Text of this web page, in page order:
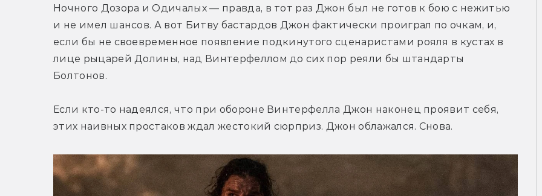
Ночного Дозора и Одичалых — правда, в тот раз Джон был не готов к бою с нежитью
и не имел шансов. А вот Битву бастардов Джон фактически проиграл по очкам, и,
если бы не своевременное появление подкинутого сценаристами рояля в кустах в
лице рыцарей Долины, над Винтерфеллом до сих пор реяли бы штандарты
Болтонов.
Если кто-то надеялся, что при обороне Винтерфелла Джон наконец проявит себя,
этих наивных простаков ждал жестокий сюрприз. Джон облажался. Снова.